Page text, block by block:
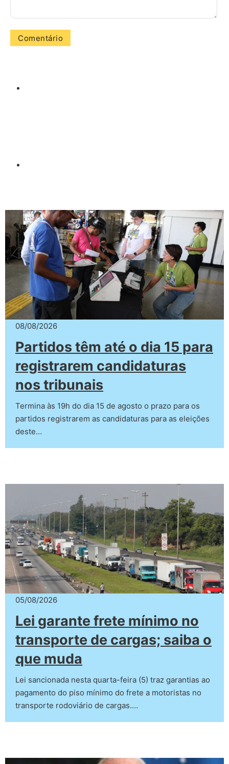
08/08/2026
Partidos têm até o dia 15 para
registrarem candidaturas
nos tribunais
Termina às 19h do dia 15 de agosto o prazo para os
partidos registrarem as candidaturas para as eleições
deste…
05/08/2026
Lei garante frete mínimo no
transporte de cargas; saiba o
que muda
Lei sancionada nesta quarta-feira (5) traz garantias ao
pagamento do piso mínimo do frete a motoristas no
transporte rodoviário de cargas.…